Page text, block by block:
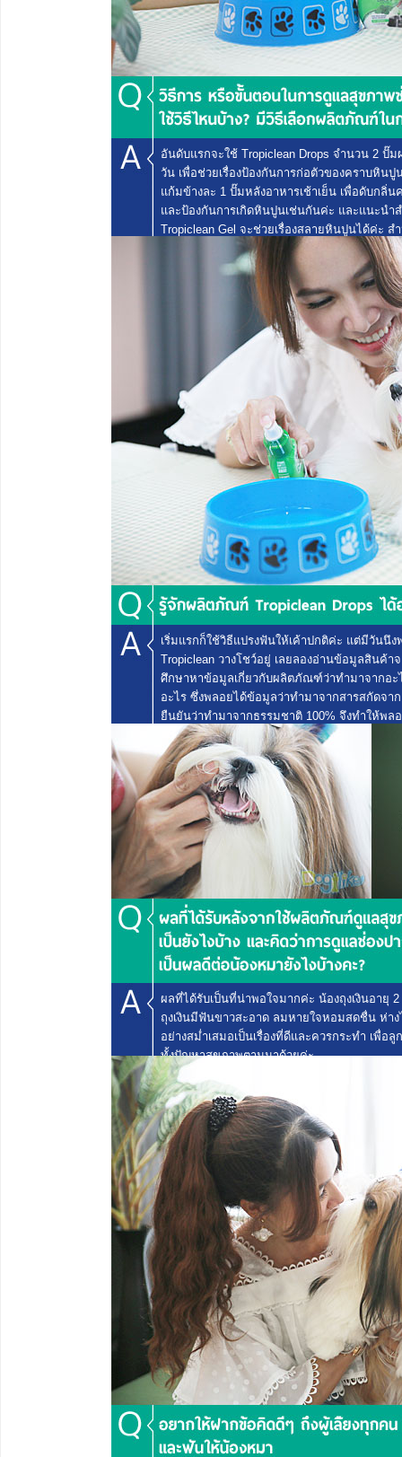
อันดับแรกจะใช้ Tropiclean Drops จำนวน 2
วัน เพื่อช่วยเรื่องป้องกันการก่อตัวของคราบหินปู
แก้มข้างละ 1 ปั๊มหลังอาหารเช้าเย็น เพื่อดับกลิ่
และป้องกันการเกิดหินปูนเช่นกันค่ะ และแนะน
Tropiclean Gel จะช่วยเรื่องสลายหินปูนได้ค่ะ
สารเคมี จะเลือกใช้ผลิตภัณฑ์ที่ทำจากธรรมชาติ
เริ่มแรกก็ใช้วิธีแปรงฟันให้เค้าปกติค่ะ แต่มีวันนึ
Tropiclean วางโชว์อยู่ เลยลองอ่านข้อมูลสินค้
ศึกษาหาข้อมูลเกี่ยวกับผลิตภัณฑ์ว่าทำมาจากอะ
อะไร ซึ่งพลอยได้ข้อมูลว่าทำมาจากสารสกัดจา
ยืนยันว่าทำมาจากธรรมชาติ 100% จึงทำให้พล
ลูกสาวตั้งแต่นั้นมาเลยค่ะ ^^
ผลที่ได้รับเป็นที่น่าพอใจมากค่ะ น้องถุงเงินอายุ
ถุงเงินมีฟันขาวสะอาด ลมหายใจหอมสดชื่น ห่า
อย่างสม่ำเสมอเป็นเรื่องที่ดีและควรกระทำ เพื่
ทั้งปัญหาสุขภาพตามมาด้วยค่ะ